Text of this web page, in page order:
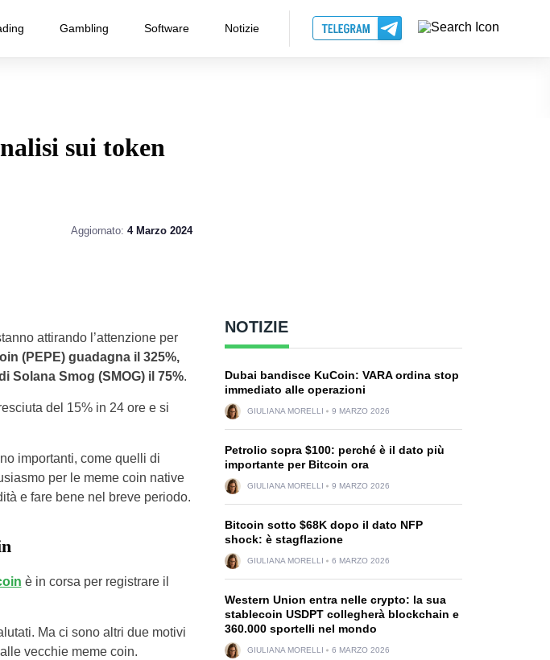
Gambling Software Notizie
sui token
Aggiornato: 4 Marzo 2024
attirando l’attenzione per
(PEPE) guadagna il 325%,
Solana Smog (SMOG) il 75%.
del 15% in 24 ore e si
importanti, come quelli di
per le meme coin native
e fare bene nel breve periodo.
è in corsa per registrare il
Ma ci sono altri due motivi
vecchie meme coin.
NOTIZIE
Dubai bandisce KuCoin: VARA ordina stop
immediato alle operazioni
GIULIANA MORELLI 9 MARZO 2026
Petrolio sopra $100: perché è il dato più
importante per Bitcoin ora
GIULIANA MORELLI 9 MARZO 2026
Bitcoin sotto $68K dopo il dato NFP
shock: è stagflazione
GIULIANA MORELLI 6 MARZO 2026
Western Union entra nelle crypto: la sua
stablecoin USDPT collegherà blockchain e
360.000 sportelli nel mondo
GIULIANA MORELLI 6 MARZO 2026